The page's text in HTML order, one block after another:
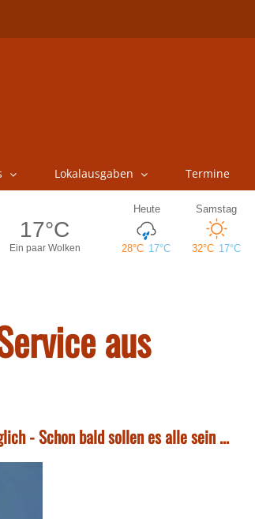
Lokalausgaben Termine
aus
- Schon bald sollen es alle sein ...